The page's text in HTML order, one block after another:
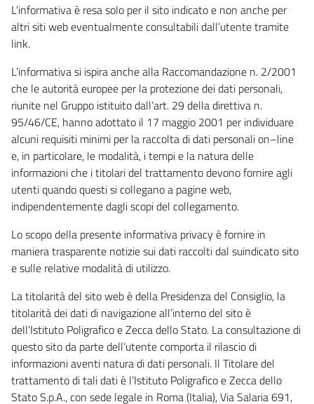
L’informativa è resa solo per il sito indicato e non anche per
altri siti web eventualmente consultabili dall’utente tramite
link.
L’informativa si ispira anche alla Raccomandazione n. 2/2001
che le autorità europee per la protezione dei dati personali,
riunite nel Gruppo istituito dall’art. 29 della direttiva n.
95/46/CE, hanno adottato il 17 maggio 2001 per individuare
alcuni requisiti minimi per la raccolta di dati personali on–line
e, in particolare, le modalità, i tempi e la natura delle
informazioni che i titolari del trattamento devono fornire agli
utenti quando questi si collegano a pagine web,
indipendentemente dagli scopi del collegamento.
Lo scopo della presente informativa privacy è fornire in
maniera trasparente notizie sui dati raccolti dal suindicato sito
e sulle relative modalità di utilizzo.
La titolarità del sito web è della Presidenza del Consiglio, la
titolarità dei dati di navigazione all’interno del sito è
dell’Istituto Poligrafico e Zecca dello Stato. La consultazione di
questo sito da parte dell’utente comporta il rilascio di
informazioni aventi natura di dati personali. Il Titolare del
trattamento di tali dati è l’Istituto Poligrafico e Zecca dello
Stato S.p.A., con sede legale in Roma (Italia), Via Salaria 691,